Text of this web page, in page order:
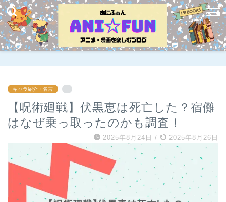
キャラ紹介・名言
【呪術廻戦】伏黒恵は死亡した？宿儺
はなぜ乗っ取ったのかも調査！
2025年8月24日 / 2025年8月26日